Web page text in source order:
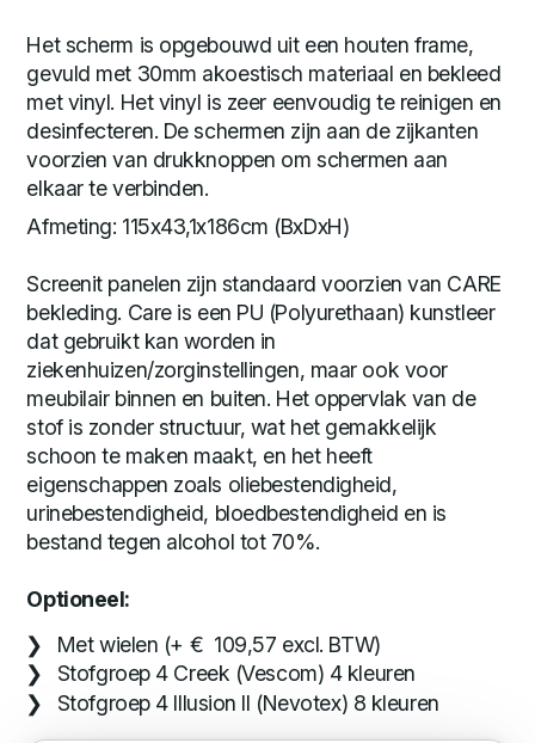
Het scherm is opgebouwd uit een houten frame,
gevuld met 30mm akoestisch materiaal en bekleed
met vinyl. Het vinyl is zeer eenvoudig te reinigen en
desinfecteren. De schermen zijn aan de zijkanten
voorzien van drukknoppen om schermen aan
elkaar te verbinden.
Afmeting: 115x43,1x186cm (BxDxH)
Screenit panelen zijn standaard voorzien van CARE
bekleding. Care is een PU (Polyurethaan) kunstleer
dat gebruikt kan worden in
ziekenhuizen/zorginstellingen, maar ook voor
meubilair binnen en buiten. Het oppervlak van de
stof is zonder structuur, wat het gemakkelijk
schoon te maken maakt, en het heeft
eigenschappen zoals oliebestendigheid,
urinebestendigheid, bloedbestendigheid en is
bestand tegen alcohol tot 70%.
Optioneel:
Met wielen (+ € 109,57 excl. BTW)
Stofgroep 4 Creek (Vescom) 4 kleuren
Stofgroep 4 Illusion II (Nevotex) 8 kleuren